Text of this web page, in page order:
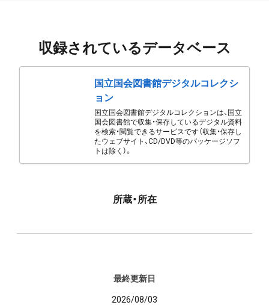
収録されているデータベース
国立国会図書館デジタルコレクシ
ョン
国立国会図書館デジタルコレクションは、国立
国会図書館で収集・保存しているデジタル資料
を検索・閲覧できるサービスです（収集・保存し
たウェブサイト、CD/DVD等のパッケージソフ
トは除く）。
所蔵・所在
最終更新日
2026/08/03